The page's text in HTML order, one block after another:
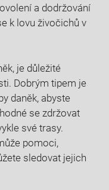
a dodržování‍
k lovu živočichů v
je důležité
Dobrým tipem je
daněk,⁢ abyste‌
se zdržovat
své trasy.
pomoci,
sledovat ‌jejich